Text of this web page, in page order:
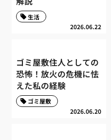
2026.06.22
生活
ゴミ屋敷住人としての
恐怖！放火の危機に怯
えた私の経験
2026.06.20
ゴミ屋敷